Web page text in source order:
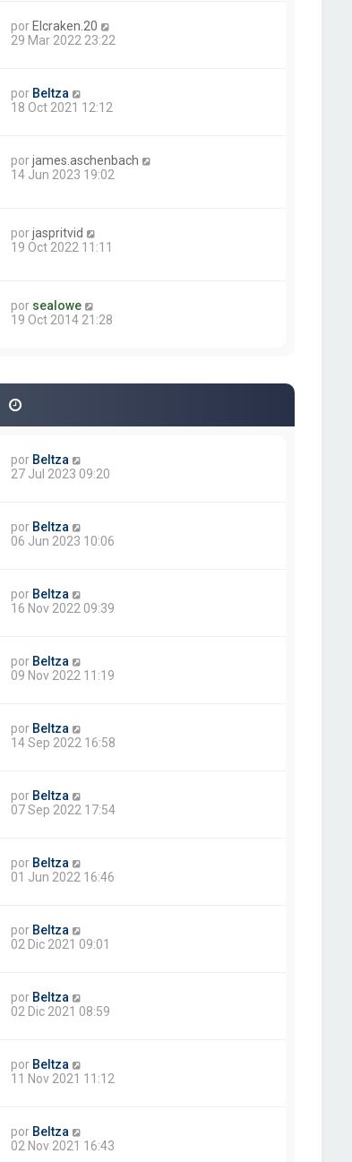
por Elcraken.20
29 Mar 2022 23:22
por Beltza
18 Oct 2021 12:12
porjames.aschenbach
14 Jun 2023 19:02
porjaspritvid
19 Oct 2022 11:11
por sealowe
19 Oct 2014 21:28
por Beltza
27 Jul 2023 09:20
por Beltza
06 Jun 2023 10:06
por Beltza
16 Nov 2022 09:39
por Beltza
09 Nov 2022 11:19
por Beltza
14 Sep 2022 16:58
por Beltza
07 Sep 2022 17:54
por Beltza
01 Jun 2022 16:46
por Beltza
02 Dic 2021 09:01
por Beltza
02 Dic 2021 08:59
por Beltza
11 Nov 2021 11:12
por Beltza
02 Nov 2021 16:43